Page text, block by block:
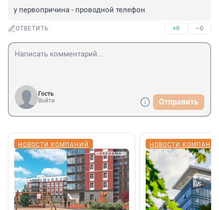
у первопричина - проводной телефон
ОТВЕТИТЬ +9 –0
Гость
Войти
Отправить
НОВОСТИ КОМПАНИЙ НОВОСТИ